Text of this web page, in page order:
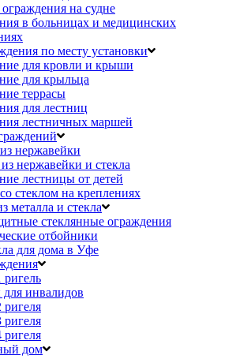
на судне
в больницах и медицинских
по месту установки
для кровли и крыши
для крыльца
террасы
для лестниц
лестничных маршей
нержавейки
нержавейки и стекла
лестницы от детей
стеклом на креплениях
металла и стекла
стеклянные ограждения
отбойники
для дома в Уфе
инвалидов
дом